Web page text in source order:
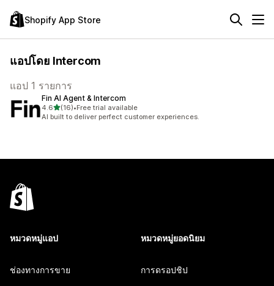
Shopify App Store
แอปโดย Intercom
แอป 1 รายการ
Fin AI Agent & Intercom
4.6เต็ม 5 ดาว
(16)
ทั้งหมด 16 รีวิว
•Free trial available
AI built to deliver perfect customer experiences.
หมวดหมู่แอป
ช่องทางการขาย
หมวดหมู่ยอดนิยม
การดรอปชิป